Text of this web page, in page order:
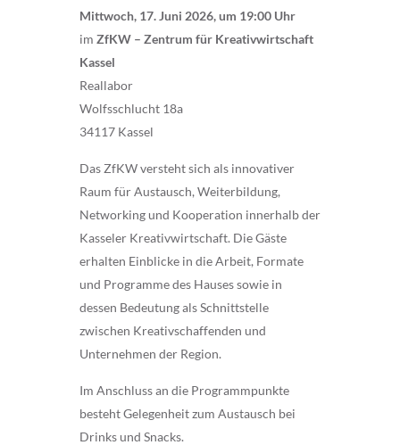
Mittwoch, 17. Juni 2026, um 19:00 Uhr
im ZfKW – Zentrum für Kreativwirtschaft
Kassel
Reallabor
Wolfsschlucht 18a
34117 Kassel
Das ZfKW versteht sich als innovativer
Raum für Austausch, Weiterbildung,
Networking und Kooperation innerhalb der
Kasseler Kreativwirtschaft. Die Gäste
erhalten Einblicke in die Arbeit, Formate
und Programme des Hauses sowie in
dessen Bedeutung als Schnittstelle
zwischen Kreativschaffenden und
Unternehmen der Region.
Im Anschluss an die Programmpunkte
besteht Gelegenheit zum Austausch bei
Drinks und Snacks.